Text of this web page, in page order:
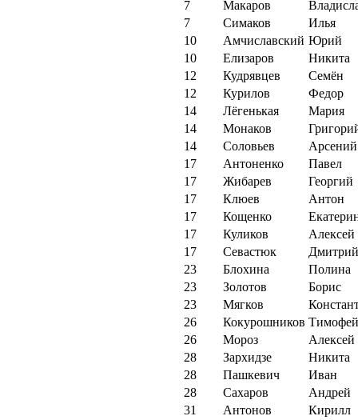
7
Макаров
7
Симаков
Илья
10
Амчиславский Юрий
10
Елизаров
Никита
12
Кудрявцев
Семён
12
Курилов
Федор
14
Лёгенькая
Мария
14
Монаков
14
Соловьев
Арсений
17
Антоненко
Павел
17
Жибарев
Георгий
17
Клюев
Антон
17
Кощенко
17
Куликов
Алексей
17
Севастюк
Дмитрий
23
Блохина
Полина
23
Золотов
Борис
23
Мягков
26
Кокурошников Тимофей
26
Мороз
Алексей
28
Зархидзе
Никита
28
Пашкевич
Иван
28
Сахаров
Андрей
31
Антонов
Кирилл